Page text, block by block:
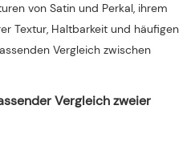
von Satin und Perkal, ihrem
Textur, Haltbarkeit und häufigen
Vergleich zwischen